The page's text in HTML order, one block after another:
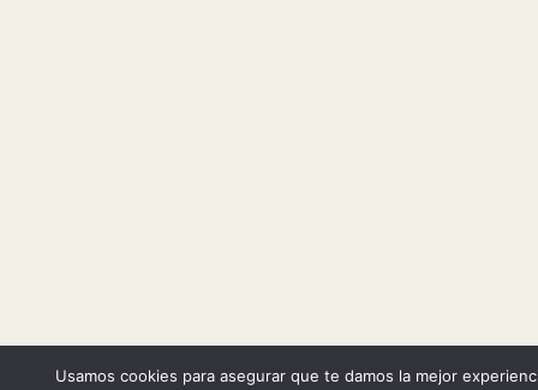
Usamos cookies para asegurar que te damos la mejor